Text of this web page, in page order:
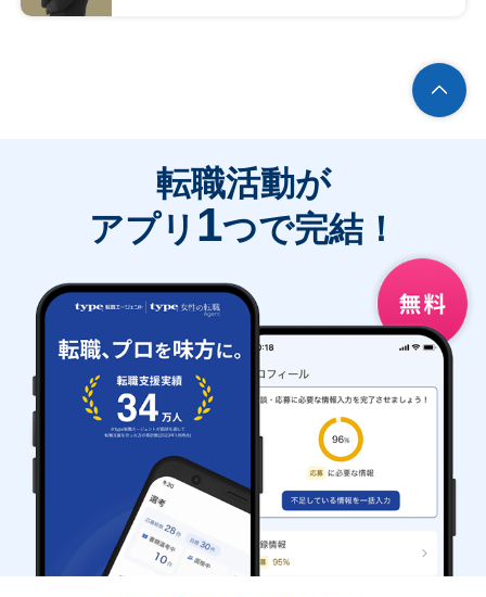
転職活動が
アプリ 1つで完結！